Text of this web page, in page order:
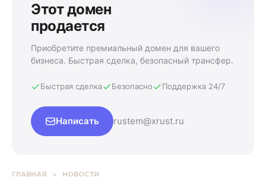
Этот домен
продается
Приобретите премиальный домен для вашего
бизнеса. Быстрая сделка, безопасный трансфер.
Быстрая сделка Безопасно Поддержка 24/7
Написать rustem@xrust.ru
ГЛАВНАЯ » НОВОСТИ